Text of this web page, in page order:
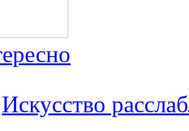
Искусство